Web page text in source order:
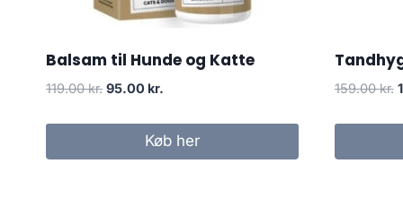
Balsam til Hunde og Katte
119.00kr. Den
pris
95.00 kr.
pris
er:
Køb her
159.00kr.